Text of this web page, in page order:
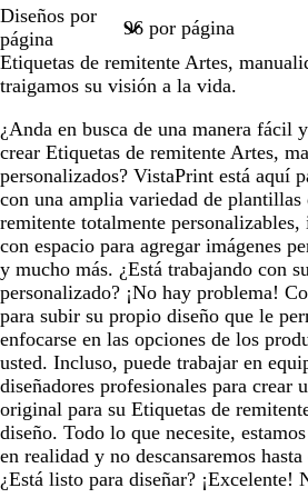
Diseños por
página
Etiquetas de remitente Artes,
traigamos su visión a la vida.
¿Anda en busca de una manera fácil
crear Etiquetas de remitente Artes,
personalizados? VistaPrint está aquí
con una amplia variedad de plantillas
remitente totalmente
con espacio para agregar imágenes
y mucho más. ¿Está trabajando con
personalizado? ¡No hay problema!
para subir su propio diseño que le
enfocarse en las opciones de los
usted. Incluso, puede trabajar en
diseñadores profesionales para crear
original para su Etiquetas de
diseño. Todo lo que necesite,
en realidad y no descansaremos
¿Está listo para diseñar? ¡Excelente!